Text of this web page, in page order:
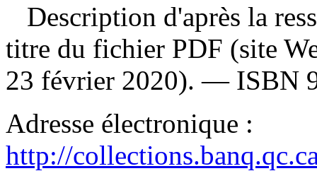
Description d'après la
titre du fichier PDF (site
23 février 2020). — ISBN
Adresse électronique :
http://